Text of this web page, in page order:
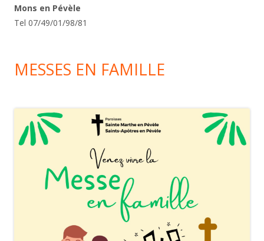
Mons en Pévèle
Tel 07/49/01/98/81
MESSES EN FAMILLE